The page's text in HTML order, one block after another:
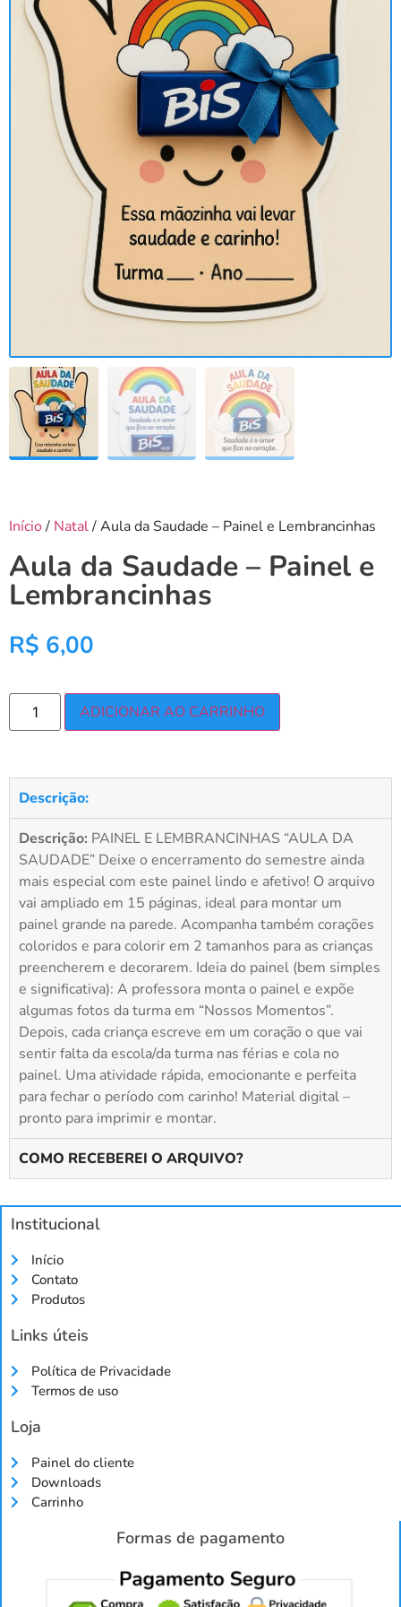
Início/ Natal/ Aula da Saudade – Painel e Lembrancinhas
Aula da Saudade – Painel e
Lembrancinhas
R$ 6,00
ADICIONAR AO CARRINHO
Descrição:
Descrição: PAINEL E LEMBRANCINHAS “AULA DA
SAUDADE” Deixe o encerramento do semestre ainda
mais especial com este painel lindo e afetivo! O arquivo
vai ampliado em 15 páginas, ideal para montar um
painel grande na parede. Acompanha também corações
coloridos e para colorir em 2 tamanhos para as crianças
preencherem e decorarem. Ideia do painel (bem simples
e significativa): A professora monta o painel e expõe
algumas fotos da turma em “Nossos Momentos”.
Depois, cada criança escreve em um coração o que vai
sentir falta da escola/da turma nas férias e cola no
painel. Uma atividade rápida, emocionante e perfeita
para fechar o período com carinho! Material digital –
pronto para imprimir e montar.
COMO RECEBEREI O ARQUIVO?
Institucional
Início
Contato
Produtos
Links úteis
Política de Privacidade
Termos de uso
Loja
Painel do cliente
Downloads
Carrinho
Formas de pagamento